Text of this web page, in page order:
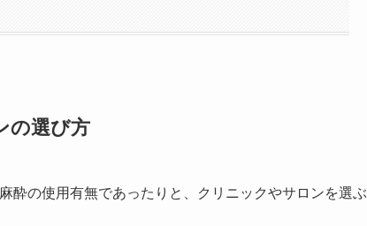
の選び方
酔の使用有無であったりと、クリニックやサロンを選ぶ